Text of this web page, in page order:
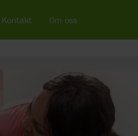
Kontakt Om oss